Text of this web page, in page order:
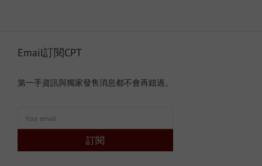
Email訂閱CPT
第一手資訊與獨家發售消息都不會再錯過。
訂閱